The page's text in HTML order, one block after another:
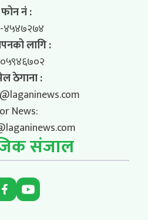
फोन नं :
४५४७२७४
लागि :
ठेगाना :
News:
संजाल